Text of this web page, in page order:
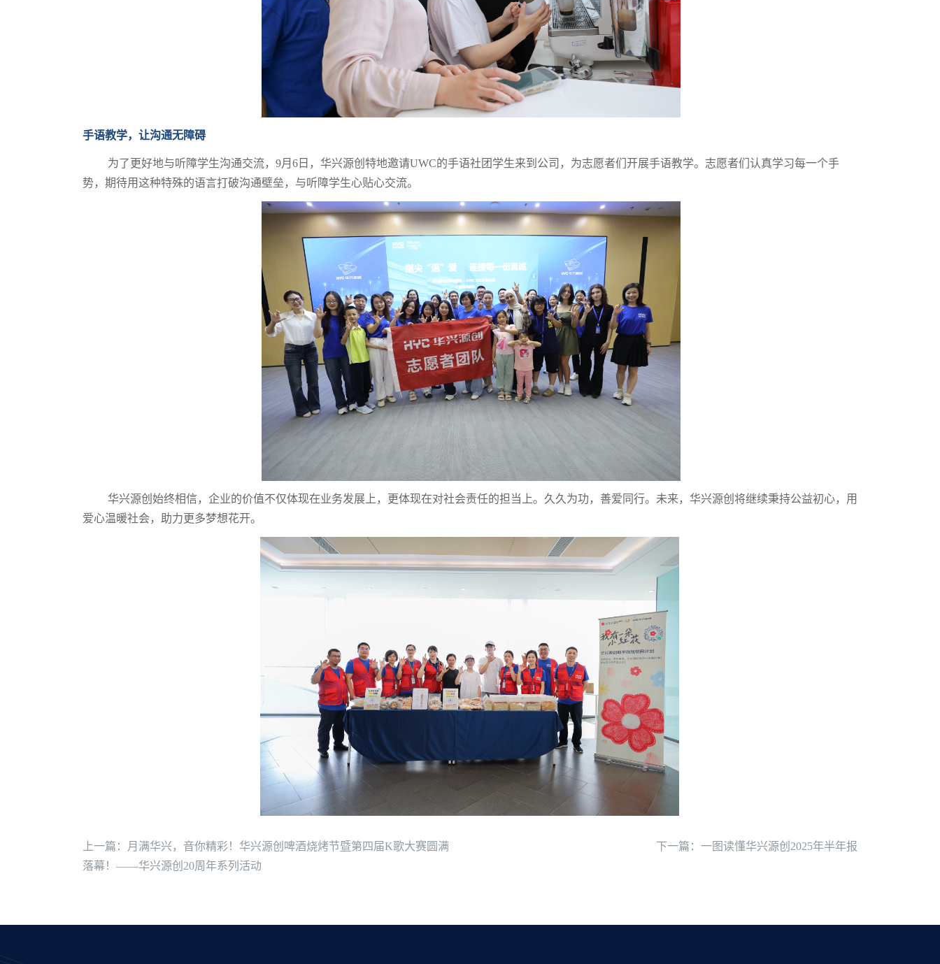
手语教学，让沟通无障碍
为了更好地与听障学生沟通交流，9月6日，华兴源创特地邀请UWC的手语社团学生来到公司，为志愿者们开展手语教学。志愿者们认真学习每一个手
势，期待用这种特殊的语言打破沟通壁垒，与听障学生心贴心交流。
华兴源创始终相信，企业的价值不仅体现在业务发展上，更体现在对社会责任的担当上。久久为功，善爱同行。未来，华兴源创将继续秉持公益初心，用
爱心温暖社会，助力更多梦想花开。
上一篇：月满华兴，音你精彩！华兴源创啤酒烧烤节暨第四届K歌大赛圆满
落幕！——华兴源创20周年系列活动
下一篇：一图读懂华兴源创2025年半年报